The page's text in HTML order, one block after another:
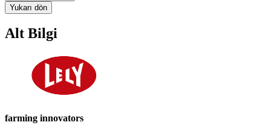
Yukarı dön
Alt Bilgi
farming innovators